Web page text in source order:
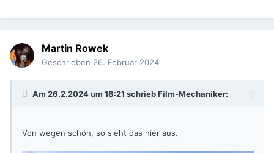
Martin Rowek
Geschrieben 26. Februar 2024
Am 26.2.2024 um 18:21 schriebFilm-Mechaniker:
Von wegen schön, so sieht das hier aus.